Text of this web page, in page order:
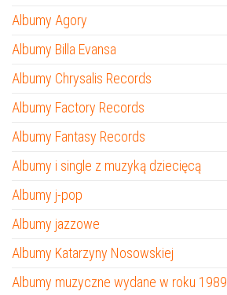
Albumy Agory
Albumy Billa Evansa
Albumy Chrysalis Records
Albumy Factory Records
Albumy Fantasy Records
Albumy i single z muzyką dziecięcą
Albumy j-pop
Albumy jazzowe
Albumy Katarzyny Nosowskiej
Albumy muzyczne wydane w roku 1989